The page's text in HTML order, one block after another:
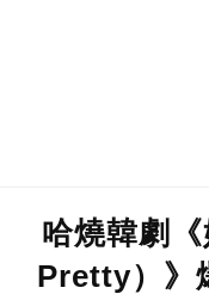
哈燒韓劇
Pretty）》